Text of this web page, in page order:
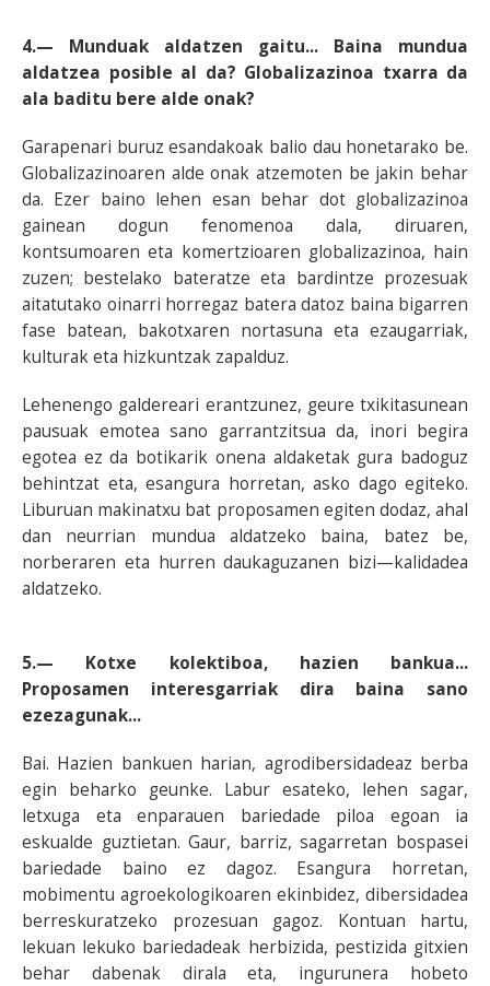
4.— Munduak aldatzen gaitu... Baina mundua
aldatzea posible al da? Globalizazinoa txarra da
ala baditu bere alde onak?
Garapenari buruz esandakoak balio dau honetarako be.
Globalizazinoaren alde onak atzemoten be jakin behar
da. Ezer baino lehen esan behar dot globalizazinoa
gainean dogun fenomenoa dala, diruaren,
kontsumoaren eta komertzioaren globalizazinoa, hain
zuzen; bestelako bateratze eta bardintze prozesuak
aitatutako oinarri horregaz batera datoz baina bigarren
fase batean, bakotxaren nortasuna eta ezaugarriak,
kulturak eta hizkuntzak zapalduz.
Lehenengo galdereari erantzunez, geure txikitasunean
pausuak emotea sano garrantzitsua da, inori begira
egotea ez da botikarik onena aldaketak gura badoguz
behintzat eta, esangura horretan, asko dago egiteko.
Liburuan makinatxu bat proposamen egiten dodaz, ahal
dan neurrian mundua aldatzeko baina, batez be,
norberaren eta hurren daukaguzanen bizi—kalidadea
aldatzeko.
5.— Kotxe kolektiboa, hazien bankua...
Proposamen interesgarriak dira baina sano
ezezagunak...
Bai. Hazien bankuen harian, agrodibersidadeaz berba
egin beharko geunke. Labur esateko, lehen sagar,
letxuga eta enparauen bariedade piloa egoan ia
eskualde guztietan. Gaur, barriz, sagarretan bospasei
bariedade baino ez dagoz. Esangura horretan,
mobimentu agroekologikoaren ekinbidez, dibersidadea
berreskuratzeko prozesuan gagoz. Kontuan hartu,
lekuan lekuko bariedadeak herbizida, pestizida gitxien
behar dabenak dirala eta, ingurunera hobeto